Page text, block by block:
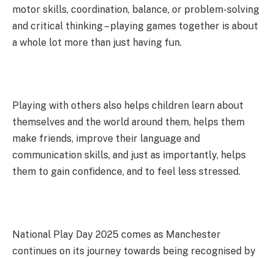
motor skills, coordination, balance, or problem-solving
and critical thinking – playing games together is about
a whole lot more than just having fun.
Playing with others also helps children learn about
themselves and the world around them, helps them
make friends, improve their language and
communication skills, and just as importantly, helps
them to gain confidence, and to feel less stressed.
National Play Day 2025 comes as Manchester
continues on its journey towards being recognised by